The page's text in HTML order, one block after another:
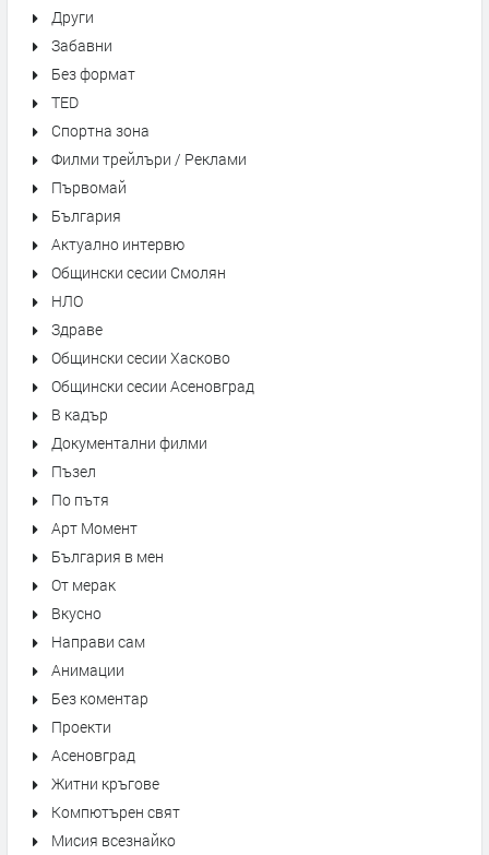
Други
Забавни
Без формат
TED
Спортна зона
Филми трейлъри / Реклами
Първомай
България
Актуално интервю
Общински сесии Смолян
НЛО
Здраве
Общински сесии Хасково
Общински сесии Асеновград
В кадър
Документални филми
Пъзел
По пътя
Арт Момент
България в мен
От мерак
Вкусно
Направи сам
Анимации
Без коментар
Проекти
Асеновград
Житни кръгове
Компютърен свят
Мисия всезнайко